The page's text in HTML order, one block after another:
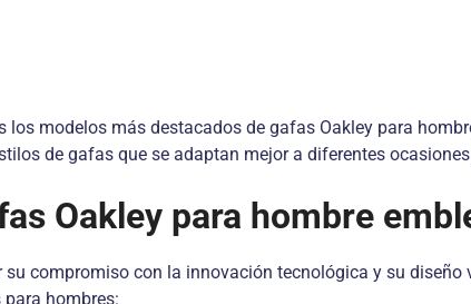
los modelos más destacados de gafas Oakley para
de gafas que se adaptan mejor a diferentes
Oakley para hombre
su compromiso con la innovación tecnológica y su
hombres: